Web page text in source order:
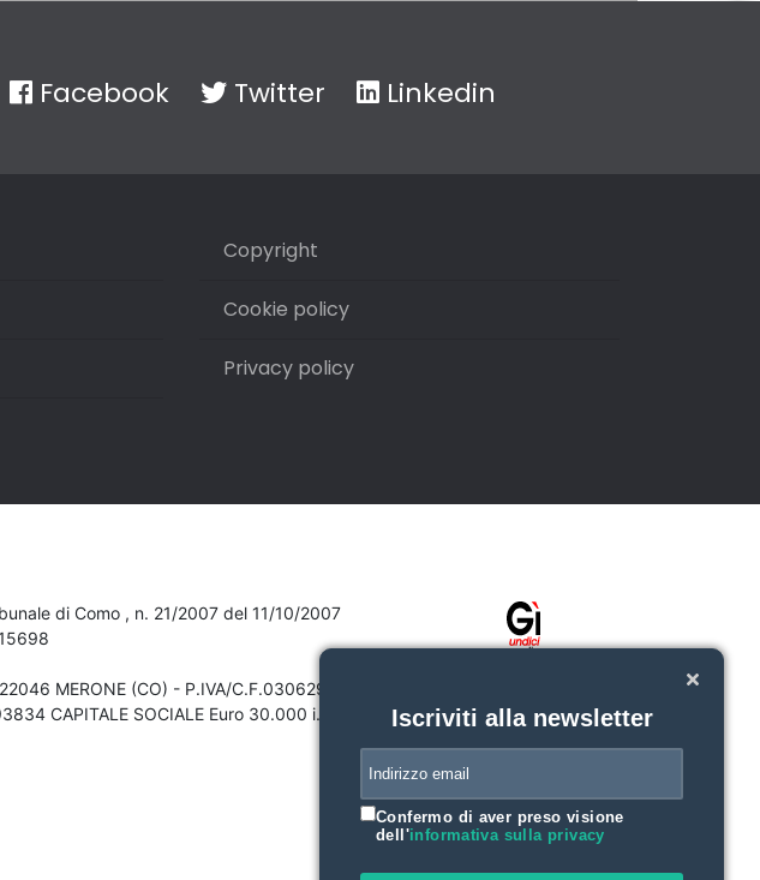
Facebook Twitter Linkedin
Copyright
Cookie policy
Privacy policy
di Como , n. 21/2007 del 11/10/2007
MERONE (CO) - P.IVA/C.F.03062910132
CAPITALE SOCIALE Euro 30.000 i.v.
Iscriviti alla newsletter
Confermo di aver preso visione
dell'informativa sulla privacy